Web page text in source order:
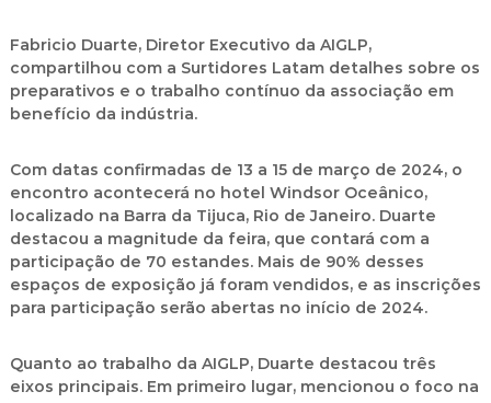
Fabricio Duarte, Diretor Executivo da AIGLP,
compartilhou com a Surtidores Latam detalhes sobre os
preparativos e o trabalho contínuo da associação em
benefício da indústria.
Com datas confirmadas de 13 a 15 de março de 2024, o
encontro acontecerá no hotel Windsor Oceânico,
localizado na Barra da Tijuca, Rio de Janeiro. Duarte
destacou a magnitude da feira, que contará com a
participação de 70 estandes. Mais de 90% desses
espaços de exposição já foram vendidos, e as inscrições
para participação serão abertas no início de 2024.
Quanto ao trabalho da AIGLP, Duarte destacou três
eixos principais. Em primeiro lugar, mencionou o foco na